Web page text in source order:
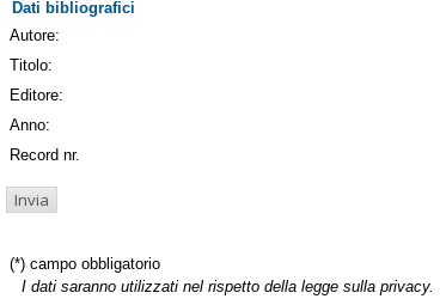
Dati bibliografici
Autore:
Titolo:
Editore:
Anno:
Record nr.
(*) campo obbligatorio
I dati saranno utilizzati nel rispetto della legge sulla privacy.